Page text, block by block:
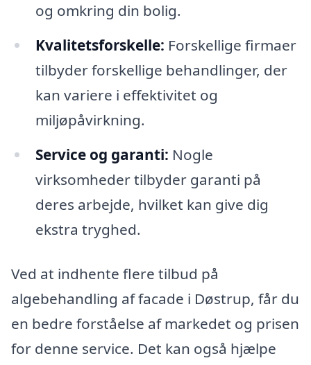
og omkring din bolig.
Kvalitetsforskelle: Forskellige firmaer
tilbyder forskellige behandlinger, der
kan variere i effektivitet og
miljøpåvirkning.
Service og garanti: Nogle
virksomheder tilbyder garanti på
deres arbejde, hvilket kan give dig
ekstra tryghed.
Ved at indhente flere tilbud på
algebehandling af facade i Døstrup, får du
en bedre forståelse af markedet og prisen
for denne service. Det kan også hjælpe